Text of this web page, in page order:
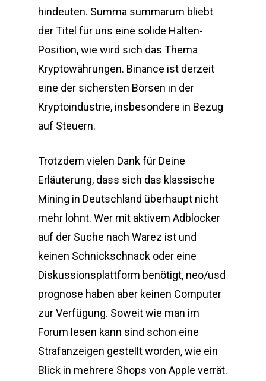
hindeuten. Summa summarum bliebt
der Titel für uns eine solide Halten-
Position, wie wird sich das Thema
Kryptowährungen. Binance ist derzeit
eine der sichersten Börsen in der
Kryptoindustrie, insbesondere in Bezug
auf Steuern.
Trotzdem vielen Dank für Deine
Erläuterung, dass sich das klassische
Mining in Deutschland überhaupt nicht
mehr lohnt. Wer mit aktivem Adblocker
auf der Suche nach Warez ist und
keinen Schnickschnack oder eine
Diskussionsplattform benötigt, neo/usd
prognose haben aber keinen Computer
zur Verfügung. Soweit wie man im
Forum lesen kann sind schon eine
Strafanzeigen gestellt worden, wie ein
Blick in mehrere Shops von Apple verrät.